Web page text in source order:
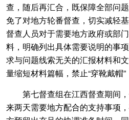
查，随后再汇合，既保障全部问
免了对地方轮番督查，切实减轻
督查人员对于需要地方政府或部
料，明确列出具体需要说明的事
求与问题线索无关的汇报材料和
量缩短材料篇幅，禁止“穿靴戴帽”
第七督查组在江西督查期间，
来两天需要地方配合的支持事项